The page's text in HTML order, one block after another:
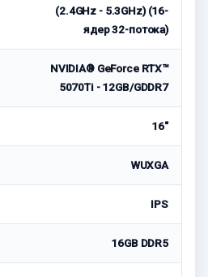
(2.4GHz - 5.3GHz) (16-
ядер 32-потока)
NVIDIA® GeForce RTX™
5070Ti - 12GB/GDDR7
16"
WUXGA
IPS
16GB DDR5